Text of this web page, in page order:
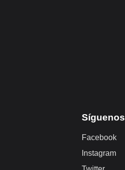
Síguenos
Facebook
Instagram